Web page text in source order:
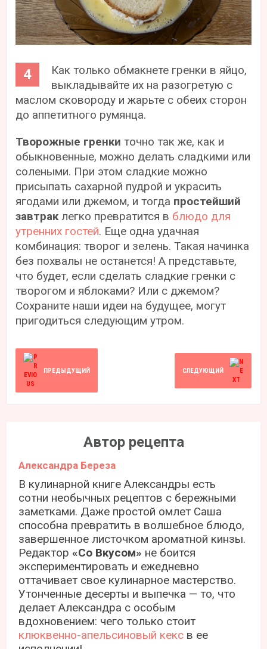
Как только обмакнете гренки в яйцо,
выкладывайте их на разогретую с
маслом сковороду и жарьте с обеих сторон
до аппетитного румянца.
Творожные гренки точно так же, как и
обыкновенные, можно делать сладкими или
солеными. При этом сладкие можно
присыпать сахарной пудрой и украсить
ягодами или джемом, и тогда простейший
завтраклегко превратится в блюдо для
утренних гостей. Еще одна удачная
комбинация: творог и зелень. Такая начинка
без похвалы не останется! А представьте,
что будет, если сделать сладкие гренки с
творогом и яблоками? Или с джемом?
Сохраните наши идеи на будущее, могут
пригодиться следующим утром.
ПРЕДЫДУЩИЙ СЛЕДУЮЩИЙ
Автор рецепта
Александра Береза
В кулинарной книге Александры есть
сотни необычных рецептов с бережными
заметками. Даже простой омлет Саша
способна превратить в волшебное блюдо,
завершенное листочком ароматной кинзы.
Редактор«Со Вкусом» не боится
экспериментировать и ежедневно
оттачивает свое кулинарное мастерство.
Утонченные десерты и выпечка — то, что
делает Александра с особым
вдохновением: чего только стоит
клюквенно-апельсиновый кекс в ее